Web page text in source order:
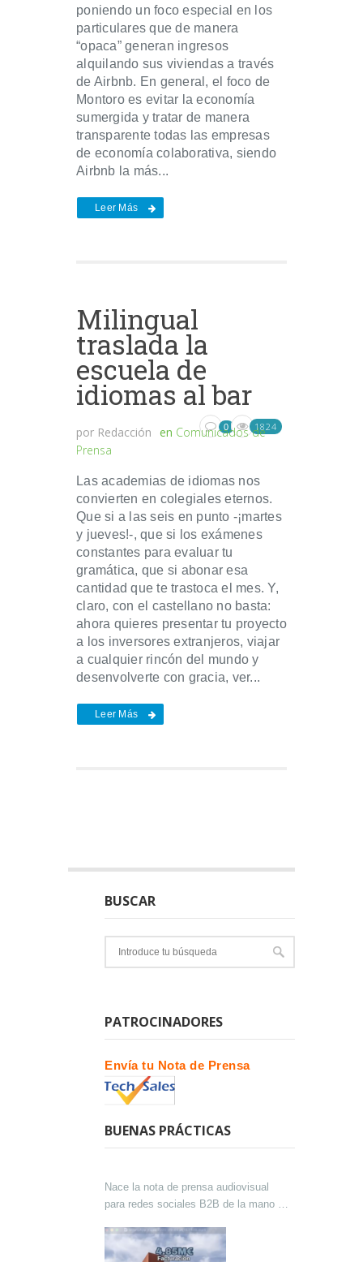
poniendo un foco especial en los
particulares que de manera
“opaca” generan ingresos
alquilando sus viviendas a través
de Airbnb. En general, el foco de
Montoro es evitar la economía
sumergida y tratar de manera
transparente todas las empresas
de economía colaborativa, siendo
Airbnb la más...
Leer Más
Milingual
traslada la
escuela de
idiomas al bar
por Redacción en Comunicados de
Prensa
0 1824
Las academias de idiomas nos
convierten en colegiales eternos.
Que si a las seis en punto -¡martes
y jueves!-, que si los exámenes
constantes para evaluar tu
gramática, que si abonar esa
cantidad que te trastoca el mes. Y,
claro, con el castellano no basta:
ahora quieres presentar tu proyecto
a los inversores extranjeros, viajar
a cualquier rincón del mundo y
desenvolverte con gracia, ver...
Leer Más
BUSCAR
PATROCINADORES
Envía tu Nota de Prensa
BUENAS PRÁCTICAS
Nace la nota de prensa audiovisual
para redes sociales B2B de la mano de